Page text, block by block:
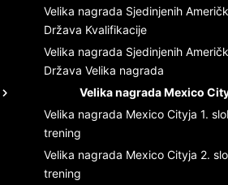
Velika nagrada Sjedinjenih
Država Kvalifikacije
Velika nagrada Sjedinjenih
Država Velika nagrada
Velika nagrada Mexico
Velika nagrada Mexico Cityja 1.
trening
Velika nagrada Mexico Cityja 2.
trening